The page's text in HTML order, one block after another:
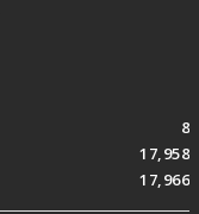
8
17,958
17,966